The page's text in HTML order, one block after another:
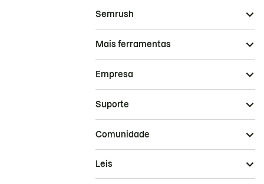
Semrush
Mais ferramentas
Empresa
Suporte
Comunidade
Leis